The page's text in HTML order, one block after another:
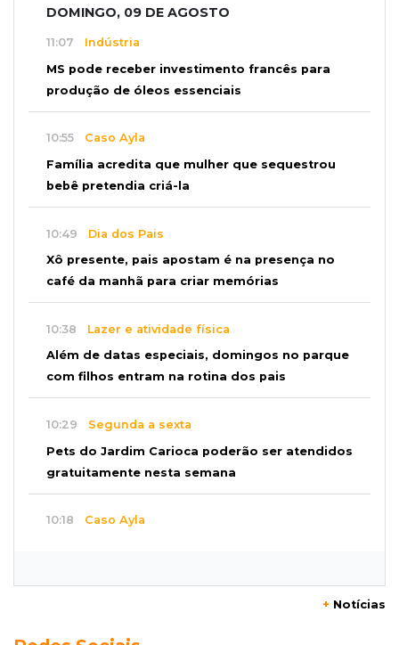
DOMINGO, 09 DE AGOSTO
11:07 Indústria
MS pode receber investimento francês para
produção de óleos essenciais
10:55 Caso Ayla
Família acredita que mulher que sequestrou
bebê pretendia criá-la
10:49 Dia dos Pais
Xô presente, pais apostam é na presença no
café da manhã para criar memórias
10:38 Lazer e atividade física
Além de datas especiais, domingos no parque
com filhos entram na rotina dos pais
10:29 Segunda a sexta
Pets do Jardim Carioca poderão ser atendidos
gratuitamente nesta semana
10:18 Caso Ayla
Pai e filho escapam de incêndio, mas fogo
+ Notícias